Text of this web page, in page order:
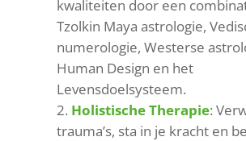
kwaliteiten door een
Tzolkin Maya astrologie,
numerologie, Westerse
Human Design en het
Levensdoelsysteem.
Holistische Therapie:
trauma’s, sta in je kracht en